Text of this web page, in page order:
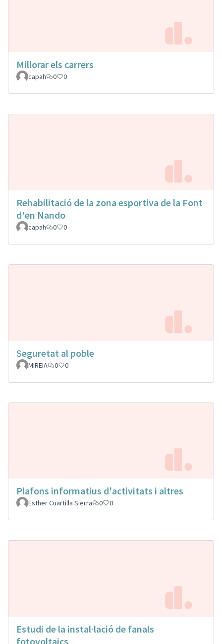
Millorar els carrers
capah 0 0
Rehabilitació de la zona esportiva de la Font
d'en Nando
capah 0 0
Seguretat al poble
MIREIA 0 0
Plafons informatius d'activitats i altres
Esther Cuartilla Sierra 0 0
Estudi de la instal·lació de fanals
fotovoltaics